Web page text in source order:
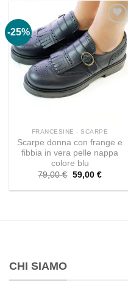
-25%
FRANCESINE - SCARPE
Scarpe donna con frange e
fibbia in vera pelle nappa
colore blu
79,00€ Il
prezzo
originale
59,00 €Il
attuale
CHI SIAMO